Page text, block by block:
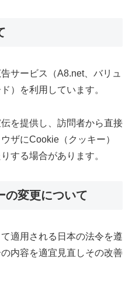
サービス（A8.net、バリュ
）を利用しています。
を提供し、訪問者から直接
ザにCookie（クッキー）
する場合があります。
の変更について
適用される日本の法令を遵
内容を適宜見直しその改善